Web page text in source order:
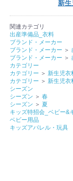
新
関連カテゴリ
出産準備品_衣料
ブランド・メーカー
ブランド・メーカー ＞
ブランド・メーカー ＞
カテゴリー
カテゴリー ＞ 新生児衣
カテゴリー ＞ 新生児衣
シーズン
シーズン ＞ 春
シーズン ＞ 夏
キッズ特招会_ベビー&
ベビー用品
キッズアパレル・玩具